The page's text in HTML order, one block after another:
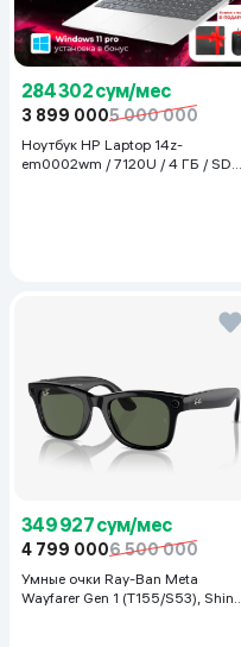
284 302 сум/мес
3 899 0005 000 000
Ноутбук HP Laptop 14z-
em0002wm / 7120U / 4 ГБ / SDD
349 927 сум/мес
4 799 0006 500 000
Умные очки Ray-Ban Meta
Wayfarer Gen 1 (T155/S53), Shiny